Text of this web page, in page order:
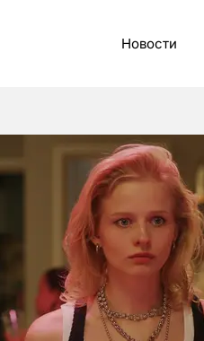
Новости